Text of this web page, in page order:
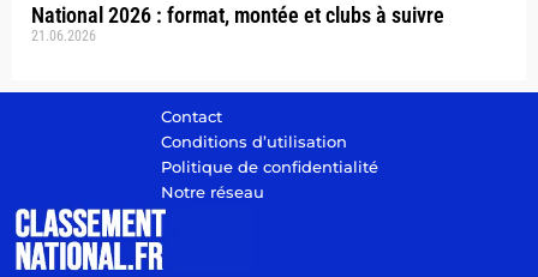
National 2026 : format, montée et clubs à suivre
21.06.2026
Contact
Conditions d’utilisation
Politique de confidentialité
Notre réseau